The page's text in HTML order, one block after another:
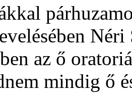
az ő
mindig ő